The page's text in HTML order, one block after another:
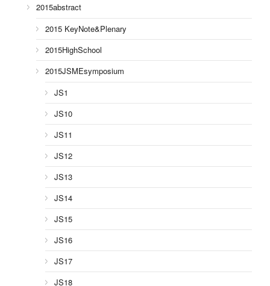
2015abstract
2015 KeyNote&Plenary
2015HighSchool
2015JSMEsymposium
JS1
JS10
JS11
JS12
JS13
JS14
JS15
JS16
JS17
JS18